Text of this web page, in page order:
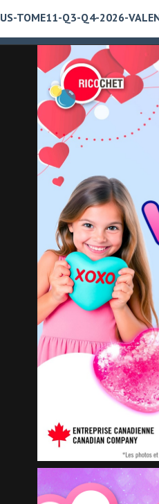
US-TOME11-Q3-Q4-2026-